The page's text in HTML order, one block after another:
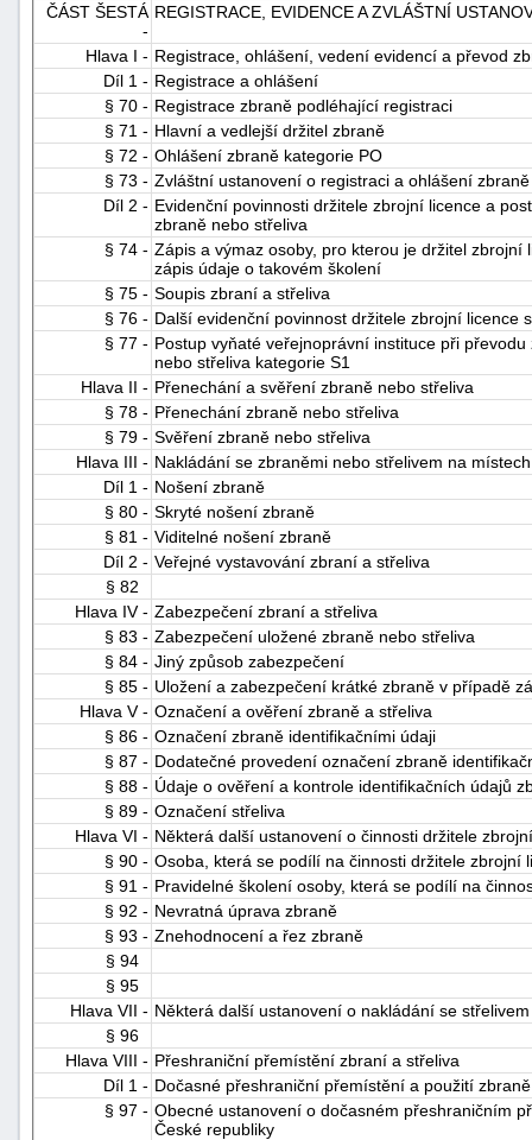
ČÁST ŠESTÁ
-
REGISTRACE, EVIDENCE A ZVLÁŠTNÍ
Hlava I - Registrace, ohlášení, vedení evidencí a převod
Díl 1 - Registrace a ohlášení
§ 70 - Registrace zbraně podléhající registraci
§ 71 - Hlavní a vedlejší držitel zbraně
§ 72 - Ohlášení zbraně kategorie PO
§ 73 - Zvláštní ustanovení o registraci a ohlášení zbraně
Díl 2 - Evidenční povinnosti držitele zbrojní licence a
zbraně nebo střeliva
§ 74 - Zápis a výmaz osoby, pro kterou je držitel
zápis údaje o takovém školení
§ 75 - Soupis zbraní a střeliva
§ 76 - Další evidenční povinnost držitele zbrojní licence
§ 77 - Postup vyňaté veřejnoprávní instituce při
nebo střeliva kategorie S1
Hlava II - Přenechání a svěření zbraně nebo střeliva
§ 78 - Přenechání zbraně nebo střeliva
§ 79 - Svěření zbraně nebo střeliva
Hlava III - Nakládání se zbraněmi nebo střelivem na
Díl 1 - Nošení zbraně
§ 80 - Skryté nošení zbraně
§ 81 - Viditelné nošení zbraně
Díl 2 - Veřejné vystavování zbraní a střeliva
§ 82
Hlava IV - Zabezpečení zbraní a střeliva
§ 83 - Zabezpečení uložené zbraně nebo střeliva
§ 84 - Jiný způsob zabezpečení
§ 85 - Uložení a zabezpečení krátké zbraně v případě
Hlava V - Označení a ověření zbraně a střeliva
§ 86 - Označení zbraně identifikačními údaji
§ 87 - Dodatečné provedení označení zbraně
§ 88 - Údaje o ověření a kontrole identifikačních údajů
§ 89 - Označení střeliva
Hlava VI - Některá další ustanovení o činnosti držitele
§ 90 - Osoba, která se podílí na činnosti držitele zbrojní
§ 91 - Pravidelné školení osoby, která se podílí na
§ 92 - Nevratná úprava zbraně
§ 93 - Znehodnocení a řez zbraně
§ 94
§ 95
Hlava VII - Některá další ustanovení o nakládání se střelivem
§ 96
Hlava VIII - Přeshraniční přemístění zbraní a střeliva
Díl 1 - Dočasné přeshraniční přemístění a použití
§ 97 - Obecné ustanovení o dočasném přeshraničním
České republiky